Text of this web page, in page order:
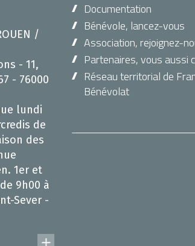
/
- 11,
- 76000
lundi
de
des
1er et
9h00 à
Sever -
Documentation
Bénévole, lancez-vous
Association, rejoignez-
Partenaires, vous aussi
Réseau territorial de
Bénévolat